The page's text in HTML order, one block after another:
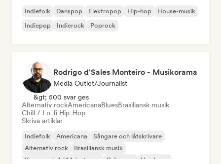
Indiefolk Danspop Elektropop Hip-hop
House-musik
Indiepop
Indierock Poprock
Rodrigo d'Sales Monteiro - Musikorama
Media Outlet/Journalist
&gt; 500 svar ges
Alternativ rockAmericanaBluesBrasiliansk musik
Chill / Lo-fi Hip-Hop
Skriva artiklar
Indiefolk Americana
Sångare och låtskrivare
Alternativ rock
Brasiliansk musik
Kommersiell / Mainstream
Drömpop Hardcore